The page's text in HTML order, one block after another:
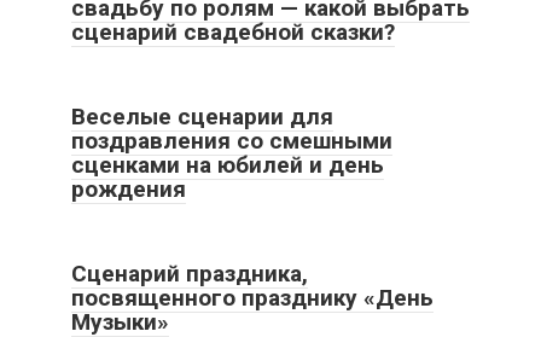
свадьбу по ролям — какой выбрать
сценарий свадебной сказки?
Веселые сценарии для
поздравления со смешными
сценками на юбилей и день
рождения
Сценарий праздника,
посвященного празднику «День
Музыки»